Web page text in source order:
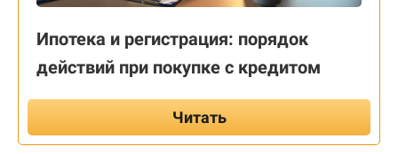
Ипотека и регистрация: порядок
действий при покупке с кредитом
Читать